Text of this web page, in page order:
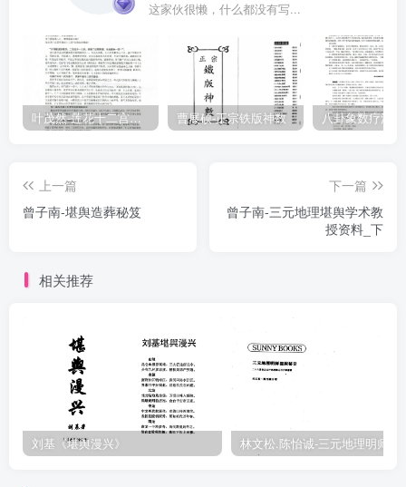
这家伙很懒，什么都没有写...
叶茂然-莲花十二宫佛家奇门面授及答疑 曹展硕-正宗铁版神数
上一篇
曾子南-堪舆造葬秘笈
下一篇
曾子南-三元地理堪舆学术教
授资料_下
相关推荐
刘基《堪舆漫兴》